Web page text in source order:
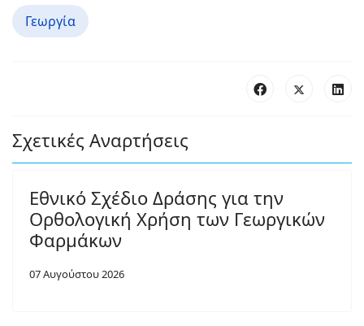
Γεωργία
Σχετικές Αναρτήσεις
Εθνικό Σχέδιο Δράσης για την
Ορθολογική Χρήση των Γεωργικών
Φαρμάκων
07 Αυγούστου 2026